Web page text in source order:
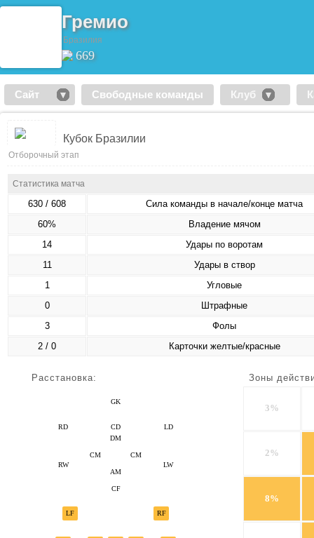
Гремио
Бразилия
669
Сайт Свободные команды Клуб
Кубок Бразилии
Отборочный этап
Статистика матча
630 / 608
Сила команды в начале/конце матча
60%
Владение мячом
14
Удары по воротам
11
Удары в створ
1
Угловые
0
Штрафные
3
Фолы
2 / 0
Карточки желтые/красные
Расстановка:
GK
LD
CD
RD
DM
CM CM
AM
LW
CF
RW
LF RF
Зоны
3%
2%
8%